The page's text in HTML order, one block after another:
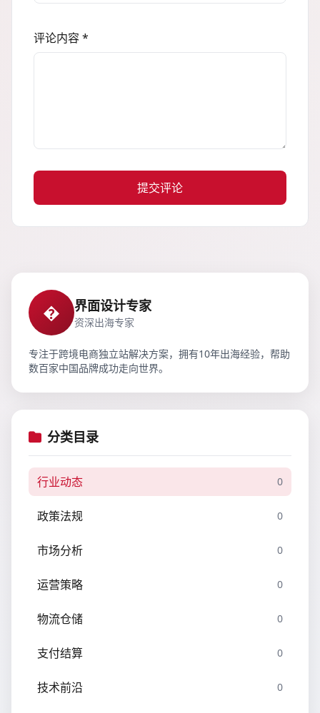
评论内容 *
提交评论
� 界面设计专家
资深出海专家
专注于跨境电商独立站解决方案，拥有10年出海经验，帮助
数百家中国品牌成功走向世界。
分类目录
行业动态 0
政策法规 0
市场分析 0
运营策略 0
物流仓储 0
支付结算 0
技术前沿 0